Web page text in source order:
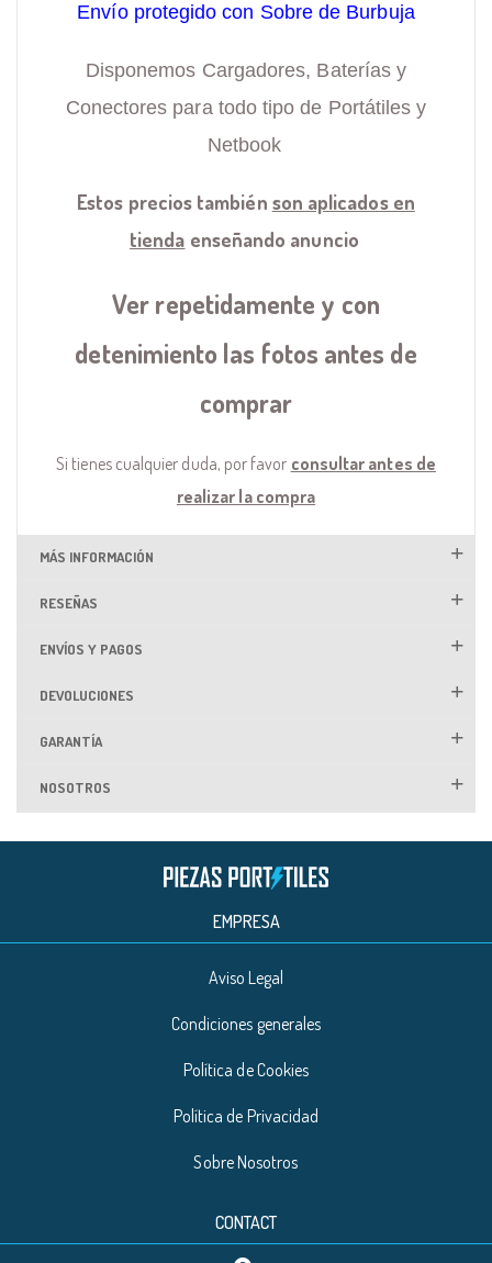
Envío protegido con Sobre de Burbuja
Disponemos Cargadores, Baterías y
Conectores para todo tipo de Portátiles y
Netbook
Estos precios también son aplicados en
tienda enseñando anuncio
Ver repetidamente y con
detenimiento las fotos antes de
comprar
Si tienes cualquier duda, por favor consultar antes de
realizar la compra
MÁS INFORMACIÓN
RESEÑAS
ENVÍOS Y PAGOS
DEVOLUCIONES
GARANTÍA
NOSOTROS
EMPRESA
Aviso Legal
Condiciones generales
Política de Cookies
Política de Privacidad
Sobre Nosotros
CONTACT